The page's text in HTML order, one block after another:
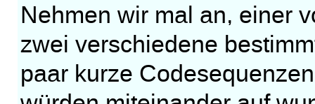
Nehmen wir mal an, einer
zwei verschiedene
paar kurze